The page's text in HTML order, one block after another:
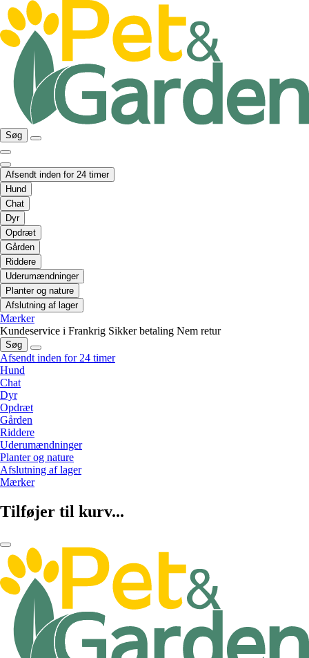
Søg
Afsendt inden for 24 timer
Hund
Chat
Dyr
Opdræt
Gården
Riddere
Uderumændninger
Planter og nature
Afslutning af lager
Mærker
Kundeservice i Frankrig Sikker betaling Nem retur
Søg
Afsendt inden for 24 timer
Hund
Chat
Dyr
Opdræt
Gården
Riddere
Uderumændninger
Planter og nature
Afslutning af lager
Mærker
Tilføjer til kurv...